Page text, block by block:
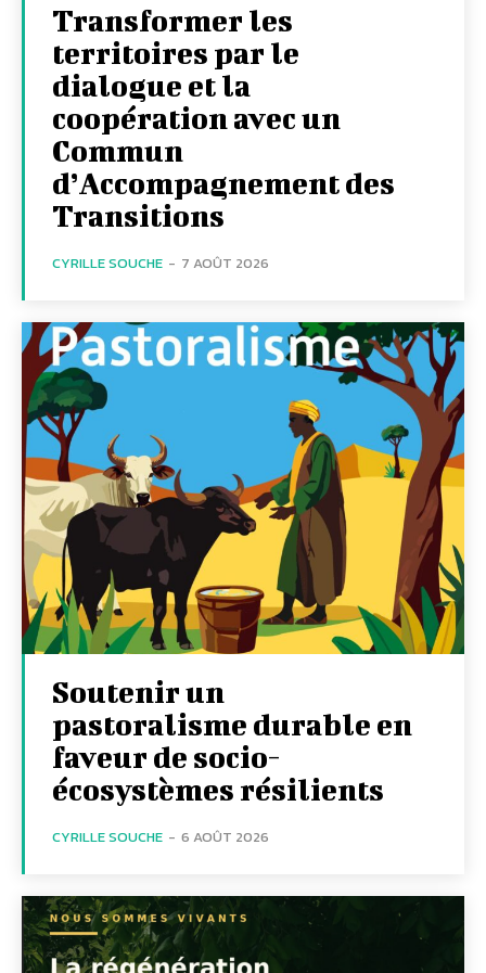
Transformer les
territoires par le
dialogue et la
coopération avec un
Commun
d’Accompagnement des
Transitions
CYRILLE SOUCHE - 7 AOÛT 2026
Soutenir un
pastoralisme durable en
faveur de socio-
écosystèmes résilients
CYRILLE SOUCHE - 6 AOÛT 2026